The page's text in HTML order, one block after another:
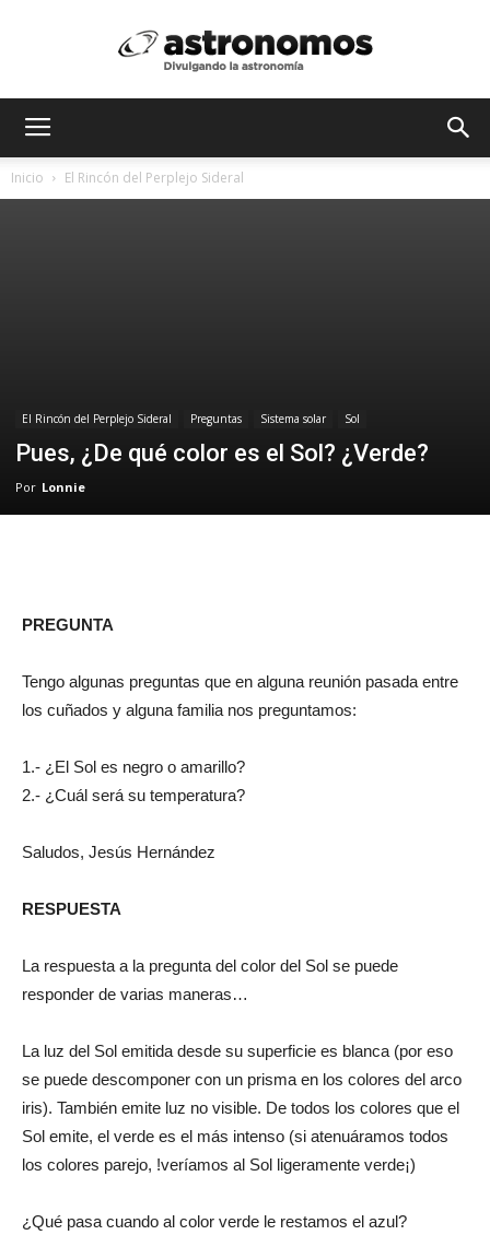
Inicio El Rincón del Perplejo Sideral
El Rincón del Perplejo Sideral Preguntas Sistema solar Sol
Pues, ¿De qué color es el Sol? ¿Verde?
Por Lonnie
PREGUNTA
Tengo algunas preguntas que en alguna reunión pasada entre
los cuñados y alguna familia nos preguntamos:
1.- ¿El Sol es negro o amarillo?
2.- ¿Cuál será su temperatura?
Saludos, Jesús Hernández
RESPUESTA
La respuesta a la pregunta del color del Sol se puede
responder de varias maneras…
La luz del Sol emitida desde su superficie es blanca (por eso
se puede descomponer con un prisma en los colores del arco
iris). También emite luz no visible. De todos los colores que el
Sol emite, el verde es el más intenso (si atenuáramos todos
los colores parejo, !veríamos al Sol ligeramente verde¡)
¿Qué pasa cuando al color verde le restamos el azul?